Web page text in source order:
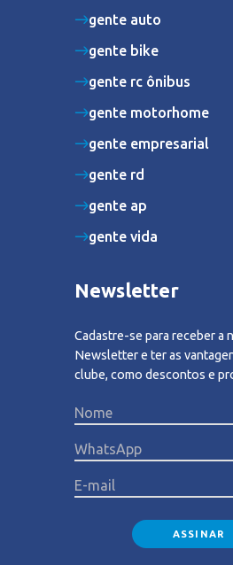
gente auto
gente bike
gente rc ônibus
gente motorhome
gente empresarial
gente rd
gente ap
gente vida
Newsletter
Cadastre-se para receber a
Newsletter e ter as
clube, como descontos e